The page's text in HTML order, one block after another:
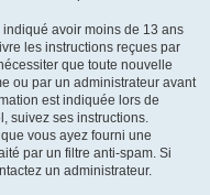
indiqué avoir moins de 13 ans
les instructions reçues par
que toute nouvelle
ou par un administrateur avant
est indiquée lors de
suivez ses instructions.
vous ayez fourni une
par un filtre anti-spam. Si
un administrateur.